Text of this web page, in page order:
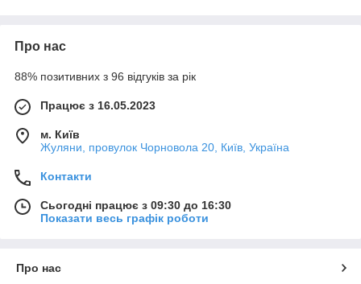
Про нас
88% позитивних з 96 відгуків за рік
Працює з 16.05.2023
м. Київ
Жуляни, провулок Чорновола 20, Київ, Україна
Контакти
Сьогодні працює з 09:30 до 16:30
Показати весь графік роботи
Про нас